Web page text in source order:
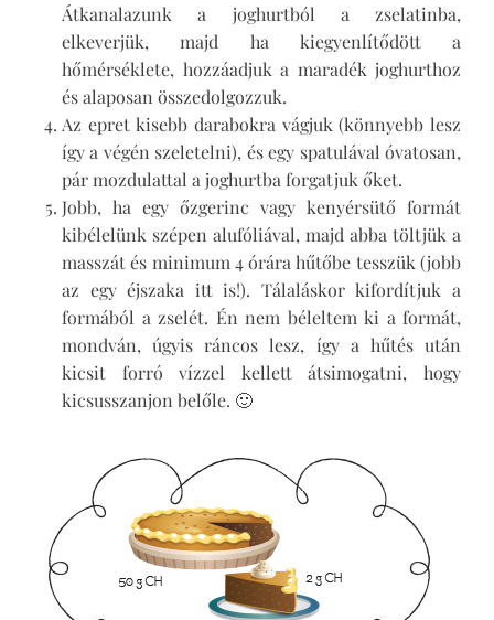
Átkanalazunk a joghurtból a zselatinba,
elkeverjük, majd ha kiegyenlítődött a
hőmérséklete, hozzáadjuk a maradék joghurthoz
és alaposan összedolgozzuk.
Az epret kisebb darabokra vágjuk (könnyebb lesz
így a végén szeletelni), és egy spatulával óvatosan,
pár mozdulattal a joghurtba forgatjuk őket.
Jobb, ha egy őzgerinc vagy kenyérsütő formát
kibélelünk szépen alufóliával, majd abba töltjük a
masszát és minimum 4 órára hűtőbe tesszük (jobb
az egy éjszaka itt is!). Tálaláskor kifordítjuk a
formából a zselét. Én nem béleltem ki a formát,
mondván, úgyis ráncos lesz, így a hűtés után
kicsit forró vízzel kellett átsimogatni, hogy
kicsusszanjon belőle. 🙂